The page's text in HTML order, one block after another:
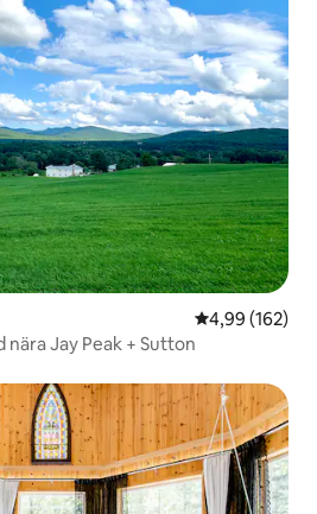
4,99 av 5 i
4,99 (162)
Jay Peak + Sutton